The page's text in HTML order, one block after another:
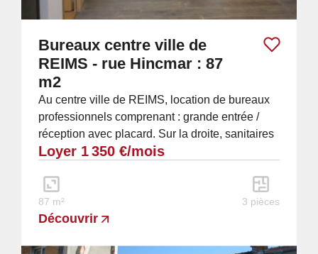
Bureaux centre ville de
REIMS - rue Hincmar : 87
m2
Au centre ville de REIMS, location de bureaux
professionnels comprenant : grande entrée /
réception avec placard. Sur la droite, sanitaires
(vasque, douche, WC). 2 Bureaux. Sur...
Loyer 1 350 €/mois
87 m² 3 pièces
Découvrir